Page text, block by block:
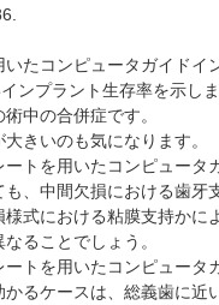
いたコンピュータガイドイ
ンプラント生存率を示し
中の合併症です。
きいのも気になります。
トを用いたコンピュータ
、中間欠損における歯牙
様式における粘膜支持かに
ることでしょう。
ートを用いたコンピュータ
かるケースは、総義歯に近